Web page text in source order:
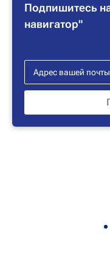
Подпишитесь
навигатор"